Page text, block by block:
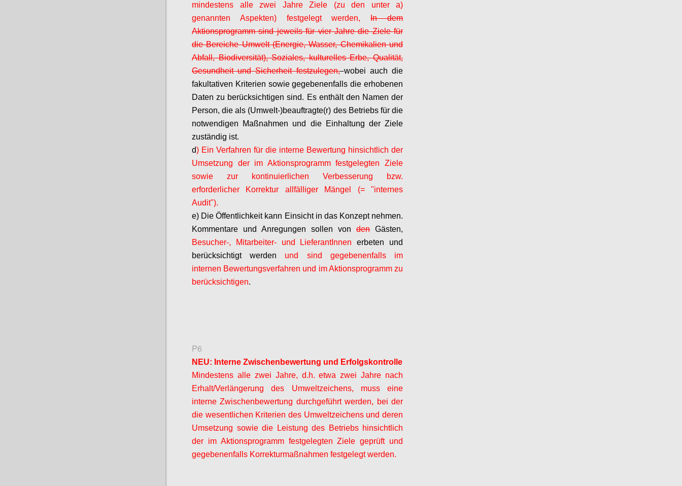
mindestens alle zwei Jahre Ziele (zu den unter a)
genannten Aspekten) festgelegt werden,In dem
Aktionsprogramm sind jeweils für vier Jahre die Ziele für
die Bereiche Umwelt (Energie, Wasser, Chemikalien und
Abfall, Biodiversität), Soziales, kulturelles Erbe, Qualität,
Gesundheit und Sicherheit festzulegen, wobei auch die
fakultativen Kriterien sowie gegebenenfalls die erhobenen
Daten zu berücksichtigen sind. Es enthält den Namen der
Person, die als (Umwelt-)beauftragte(r) des Betriebs für die
notwendigen Maßnahmen und die Einhaltung der Ziele
zuständig ist.
d) Ein Verfahren für die interne Bewertung hinsichtlich der
Umsetzung der im Aktionsprogramm festgelegten Ziele
sowie zur kontinuierlichen Verbesserung bzw.
erforderlicher Korrektur allfälliger Mängel (= "internes
Audit").
e) Die Öffentlichkeit kann Einsicht in das Konzept nehmen.
Kommentare und Anregungen sollen von den Gästen,
Besucher-,
Mitarbeiter- und LieferantInnen
erbeten und
berücksichtigt werden und sind gegebenenfalls im
internen Bewertungsverfahren und im Aktionsprogramm zu
berücksichtigen.
P6
NEU: Interne Zwischenbewertung und Erfolgskontrolle
Mindestens alle zwei Jahre, d.h. etwa zwei Jahre nach
Erhalt/Verlängerung des Umweltzeichens, muss eine
interne Zwischenbewertung durchgeführt werden, bei der
die wesentlichen Kriterien des Umweltzeichens und deren
Umsetzung sowie die Leistung des Betriebs hinsichtlich
der im Aktionsprogramm festgelegten Ziele geprüft und
gegebenenfalls Korrekturmaßnahmen festgelegt werden.